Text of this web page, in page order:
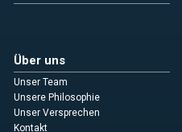
Über uns
Unser Team
Unsere Philosophie
Unser Versprechen
Kontakt